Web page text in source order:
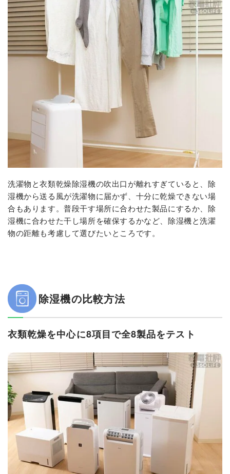
洗濯物と衣類乾燥除湿機の吹出口が離れすぎていると、除
湿機から送る風が洗濯物に届かず、十分に乾燥できない場
合もあります。普段干す場所に合わせた製品にするか、除
湿機に合わせた干し場所を確保するかなど、除湿機と洗濯
物の距離も考慮して選びたいところです。
除湿機の比較方法
衣類乾燥を中心に8項目で全8製品をテスト